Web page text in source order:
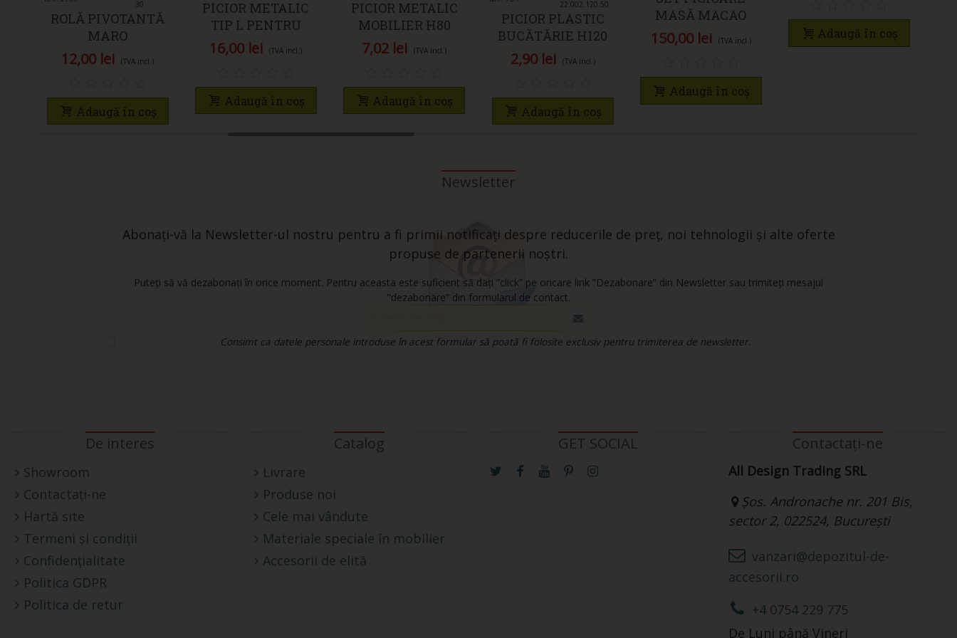
30
ROLĂ PIVOTANTĂ
MARO
TRANSPARENT
D50MM
12,00 lei (TVA incl.)
Adaugă în coș
PICIOR METALIC
TIP L PENTRU
MOBILĂ 150MM
NEGRU –
DESIGN MODERN
16,00 lei (TVA incl.)
Adaugă în coș
PICIOR METALIC
MOBILIER H80
Ø42MM CROMAT
7,02 lei (TVA incl.)
Adaugă în coș
22.002.120.50
PICIOR PLASTIC
BUCĂTĂRIE H120
NEGRU
2,90 lei (TVA incl.)
Adaugă în coș
MASĂ MACAO
H710MM – SUPORT
METALIC ROBUST
BUCĂTĂRIE SAU
BIROU
150,00 lei (TVA incl.)
Adaugă în coș
Adaugă în coș
Newsletter
Abonați-vă la Newsletter-ul nostru pentru a fi primii notificați despre reducerile de preț, noi tehnologii și alte oferte
propuse de partenerii noștri.
Puteți să vă dezabonați în orice moment. Pentru aceasta este suficient să dați ”click” pe oricare link ”Dezabonare” din Newsletter sau trimiteți mesajul
”dezabonare” din formularul de contact.
Consimt ca datele personale introduse în acest formular să poată fi folosite exclusiv pentru trimiterea de newsletter.
De interes
Showroom
Contactați-ne
Hartă site
Termeni și condiții
Confidențialitate
Politica GDPR
Politica de retur
Catalog
Livrare
Produse noi
Cele mai vândute
Materiale speciale în mobilier
Accesorii de elită
GET SOCIAL Contactați-ne
All Design Trading SRL
Șos. Andronache nr. 201 Bis,
sector 2, 022524, București
vanzari@depozitul-de-
accesorii.ro
+4 0754 229 775
De Luni până Vineri